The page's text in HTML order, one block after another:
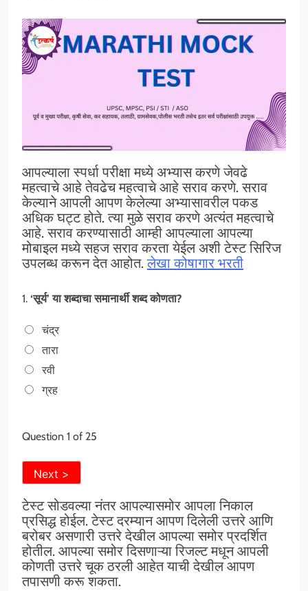
आपल्याला स्पर्धा परीक्षा मध्ये अभ्यास करणे जेवढे
महत्वाचे आहे तेवढेच महत्वाचे आहे सराव करणे. सराव
केल्याने आपली आपण केलेल्या अभ्यासावरील पकड
अधिक घट्ट होते. त्या मुळे सराव करणे अत्यंत महत्वाचे
आहे. सराव करण्यासाठी आम्ही आपल्याला आपल्या
मोबाइल मध्ये सहज सराव करता येईल अशी टेस्ट सिरिज
उपलब्ध करून देत आहोत.लेखा कोषागार भरती
1. ‘सूर्य’ या शब्दाचा समानार्थी शब्द कोणता?
चंद्र
तारा
रवी
ग्रह
Question 1 of 25
टेस्ट सोडवल्या नंतर आपल्यासमोर आपला निकाल
प्रसिद्ध होईल. टेस्ट दरम्यान आपण दिलेली उत्तरे आणि
बरोबर असणारी उत्तरे देखील आपल्या समोर प्रदर्शित
होतील. आपल्या समोर दिसणाऱ्या रिजल्ट मधून आपली
कोणती उत्तरे चूक ठरली आहेत याची देखील आपण
तपासणी करू शकता.